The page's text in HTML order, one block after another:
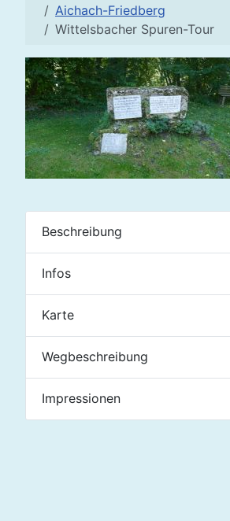
Aichach-Friedberg
Wittelsbacher Spuren-Tour
Beschreibung
Infos
Karte
Wegbeschreibung
Impressionen